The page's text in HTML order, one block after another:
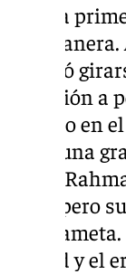
Tras la
qué
intentó
dirección a
disparo en
tener una
Yanis
local, pero
césped y el